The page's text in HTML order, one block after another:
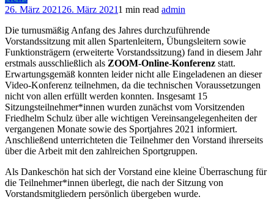
26. März 2021 26. März 20211 min read admin
Die turnusmäßig Anfang des Jahres durchzuführende
Vorstandssitzung mit allen Spartenleitern, Übungsleitern sowie
Funktionsträgern (erweiterte Vorstandssitzung) fand in diesem Jahr
erstmals ausschließlich als ZOOM-Online-Konferenz statt.
Erwartungsgemäß konnten leider nicht alle Eingeladenen an dieser
Video-Konferenz teilnehmen, da die technischen Voraussetzungen
nicht von allen erfüllt werden konnten. Insgesamt 15
Sitzungsteilnehmer*innen wurden zunächst vom Vorsitzenden
Friedhelm Schulz über alle wichtigen Vereinsangelegenheiten der
vergangenen Monate sowie des Sportjahres 2021 informiert.
Anschließend unterrichteten die Teilnehmer den Vorstand ihrerseits
über die Arbeit mit den zahlreichen Sportgruppen.
Als Dankeschön hat sich der Vorstand eine kleine Überraschung für
die Teilnehmer*innen überlegt, die nach der Sitzung von
Vorstandsmitgliedern persönlich übergeben wurde.